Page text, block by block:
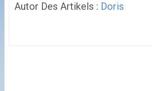
Autor Des Artikels : Doris